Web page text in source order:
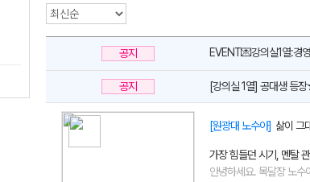
공지 EVENT💌강의실1열:경
공지 [강의실 1열] 공대생 등
[원광대 노수아] 삶이 그
가장 힘들던 시기, 멘탈
안녕하세요. 목달장 노